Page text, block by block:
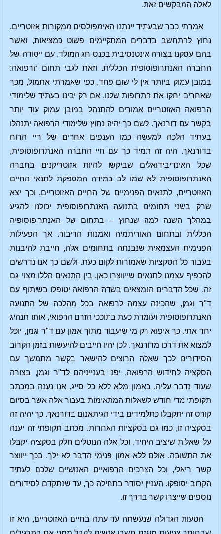
לאלה המבקשים זאת.
אמרתי כבר שבעתיד יינתנו האימפולסים ממקורות אזוטריים.
נחוץ להתחשב בדברים המתקיימים פשוט כמציאות, ואשר
בהם עסקנו בצורה אינטנסיבית בכנס חג המולד, עם ייסודה של
החברה האנתרופוסופית הכללית. וזאת לגבי תחום הרפואה:
במובן עמוק ביותר אין לי שום פחד, כפי שאמרתי אתמול, מכך
שאחרים יחקו את התרופות שלנו, אם רק יבינו בעתיד שלימודי
הרפואה האזוטריים אמורים להתנהל במובן עמוק עוד יותר
בקשר עם דורנאך. לשם כך יהיה נחוץ שלימודי הרפואה יתנהלו
בעתיד הלכה למעשה כמו הענפים אחרים של חיי הרוח
בדורנאך. היה זה תמיד כך עם חיי החברה האנתרופוסופית,
שכל האינדיבידואלים שביקשו להיות אזוטריקנים בחברה
האנתרופוסופית לא שמו לב במידה המספקת לתנאי החיים
האזוטריים, לתנאים הפנימיים של החיים האזוטריים. וכך יצא
שרק בשני תחומים בתנועה האנתרופוסופית יכולנו להגיע
במהלך השנה למה שנחוץ – בתחום של האנתרופוסופיה
הכללית ובתחום האוריתמיה ואמנות הדיבור. אך הפעילות
הפנימית העצמאית שנבנתה בתחומים אלה, חייבת להיבנות
בעבור כל הסקציות שאמורות לקום כעת. ולשם כך אנו נדרשים
להכפיף עצמנו לתנאים שייווצרו כאן. בין התנאים הללו מצוי גם
זה, שכל הדברים הנמצאים בשדה הרפואה יטופלו בשיתוף עם
ד"ר וגמן, שהכינה עצמה לרפואה בכל מהלכה של התנועה
האנתרופוסופית ועומדת כעת בתוככי הזרם הרפואי, אותו תנהיג
יחד אתי. כך איפוא רק מי שיעבוד מתוך אמון עם ד"ר וגמן, יוכל
למצוא את דרכו מדורנאך. לכן יהיו חייבים להיעשות בזמן הקרוב
הסידורים לכך שאלה הרוצים להישאר בקשר מתמשך עם
הסקציה לחידוש הרפואה, יפנו בענייניהם לד"ר וגמן, בצורה
שעוד נדבר עליה, באמון מלא ללא כל סייג. אנו נענה במכתב
תקופתי מדי חודש לשאלות המתאימות בעבור אלה אשר בסיום
קורס זה יתקבלו כתלמידים בידי הגיתאנום בדורנאך. כך יהיה זה
בסקציה זו, כמו גם בסקציות האחרות. מכתב תקופתי זה יענה
על שאלות שיציב היחיד, וכל אלה הנוטלים חלק בסקציה יקבלו
את התשובה. אולם ללא אמון פנימי הדבר לא ילך. בכך ייווצר
קשר ריאלי, וכל הצרכים הרפואיים האנושיים שלכם לעתיד
הקרוב יסופקו. העניין יסודר בתחילה כך, עד שנתקדם לסידורים
נוספים שייצרו קשר בדרך זו.
הטעות הגדולה שנעשתה עד עתה בחיים האזוטריים, היא זו